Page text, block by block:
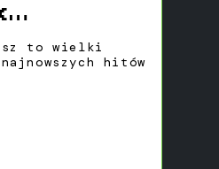
to wielki
hitów